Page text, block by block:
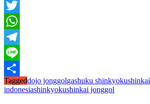
Facebook
Twitter
WhatsApp
Telegram
Line
Share
Taggeddojo jonggolgashuku shinkyokushinkai
indonesiashinkyokushinkai jonggol